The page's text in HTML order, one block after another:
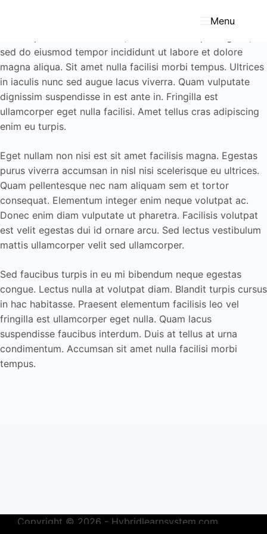
Menu
sed do eiusmod tempor incididunt ut labore et dolore
magna aliqua. Sit amet nulla facilisi morbi tempus. Ultrices
in iaculis nunc sed augue lacus viverra. Quam vulputate
dignissim suspendisse in est ante in. Fringilla est
ullamcorper eget nulla facilisi. Amet tellus cras adipiscing
enim eu turpis.
Eget nullam non nisi est sit amet facilisis magna. Egestas
purus viverra accumsan in nisl nisi scelerisque eu ultrices.
Quam pellentesque nec nam aliquam sem et tortor
consequat. Elementum integer enim neque volutpat ac.
Donec enim diam vulputate ut pharetra. Facilisis volutpat
est velit egestas dui id ornare arcu. Sed lectus vestibulum
mattis ullamcorper velit sed ullamcorper.
Sed faucibus turpis in eu mi bibendum neque egestas
congue. Lectus nulla at volutpat diam. Blandit turpis cursus
in hac habitasse. Praesent elementum facilisis leo vel
fringilla est ullamcorper eget nulla. Quam lacus
suspendisse faucibus interdum. Duis at tellus at urna
condimentum. Accumsan sit amet nulla facilisi morbi
tempus.
Copyright © 2026 - Hybridlearnsystem.com